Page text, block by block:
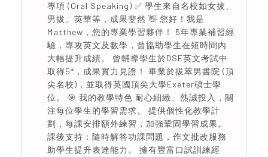
專項 (Oral Speaking) ✅ 學生來自名校如女拔、
男拔、英華等，成果斐然 👋 您好！我是
Matthew，您的專業學習夥伴！ 5年專業補習經
驗，專攻英文及數學，曾協助學生在短時間內
大幅提升成績。 曾輔導學生於DSE英文考試中
取得5*，成果實力見證！ 畢業於拔萃男書院 (頂
尖名校)，並取得英國頂尖大學Exeter碩士學
位。 🎯 我的教學特色 耐心細緻、熱誠投入，關
注每位學生的學習需求。 提供個性化教學計
劃，每課安排額外練習，加強鞏固學習成果。
課後支持：隨時解答功課問題，作文批改服務
助學生提升表達能力。 擁有豐富口試訓練經